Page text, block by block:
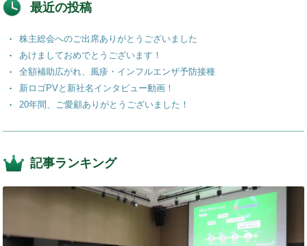
最近の投稿
株主総会へのご出席ありがとうございました
あけましておめでとうございます！
全額補助広がれ、風疹・インフルエンザ予防接種
新ロゴPVと新社名インタビュー動画！
20年間、ご愛顧ありがとうございました！
記事ランキング